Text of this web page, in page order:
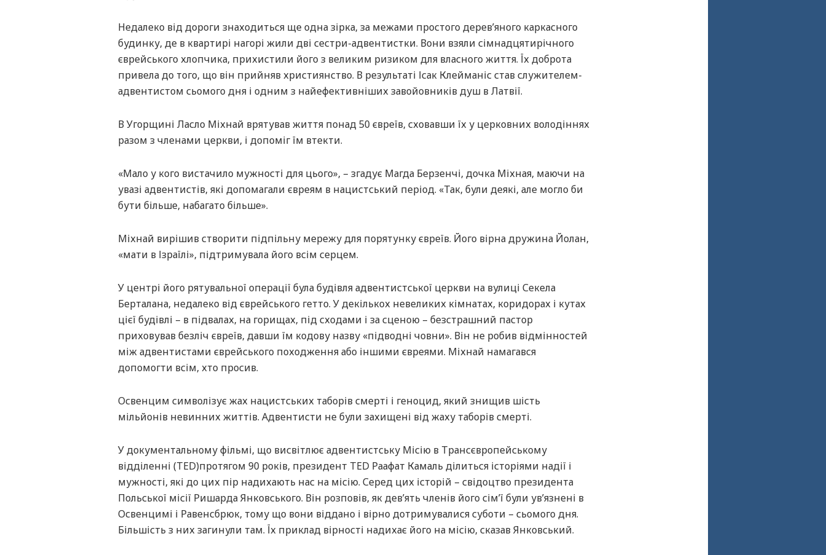
Недалеко від дороги знаходиться ще одна зірка, за межами простого дерев’яного каркасного
будинку, де в квартирі нагорі жили дві сестри-адвентистки. Вони взяли сімнадцятирічного
єврейського хлопчика, прихистили його з великим ризиком для власного життя. Їх доброта
привела до того, що він прийняв християнство. В результаті Ісак Клейманіс став служителем-
адвентистом сьомого дня і одним з найефективніших завойовників душ в Латвії.
В Угорщині Ласло Міхнай врятував життя понад 50 євреїв, сховавши їх у церковних володіннях
разом з членами церкви, і допоміг їм втекти.
«Мало у кого вистачило мужності для цього», – згадує Магда Берзенчі, дочка Міхная, маючи на
увазі адвентистів, які допомагали євреям в нацистський період. «Так, були деякі, але могло би
бути більше, набагато більше».
Міхнай вирішив створити підпільну мережу для порятунку євреїв. Його вірна дружина Йолан,
«мати в Ізраїлі», підтримувала його всім серцем.
У центрі його рятувальної операції була будівля адвентистської церкви на вулиці Секела
Берталана, недалеко від єврейського гетто. У декількох невеликих кімнатах, коридорах і кутах
цієї будівлі – в підвалах, на горищах, під сходами і за сценою – безстрашний пастор
приховував безліч євреїв, давши їм кодову назву «підводні човни». Він не робив відмінностей
між адвентистами єврейського походження або іншими євреями. Міхнай намагався
допомогти всім, хто просив.
Освенцим символізує жах нацистських таборів смерті і геноцид, який знищив шість
мільйонів невинних життів. Адвентисти не були захищені від жаху таборів смерті.
У документальному фільмі, що висвітлює адвентистську Місію в Трансєвропейському
відділенні (TED)протягом 90 років, президент TED Раафат Камаль ділиться історіями надії і
мужності, які до цих пір надихають нас на місію. Серед цих історій – свідоцтво президента
Польської місії Ришарда Янковського. Він розповів, як дев’ять членів його сім’ї були ув’язнені в
Освенцимі і Равенсбрюк, тому що вони віддано і вірно дотримувалися суботи – сьомого дня.
Більшість з них загинули там. Їх приклад вірності надихає його на місію, сказав Янковський.